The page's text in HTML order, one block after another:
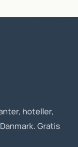
hoteller,
Gratis